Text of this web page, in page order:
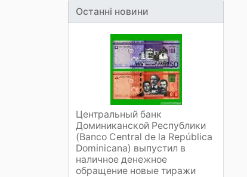
Останні новини
Центральный банк
Доминиканской Республики
(Banco Central de la República
Dominicana) выпустил в
наличное денежное
обращение новые тиражи